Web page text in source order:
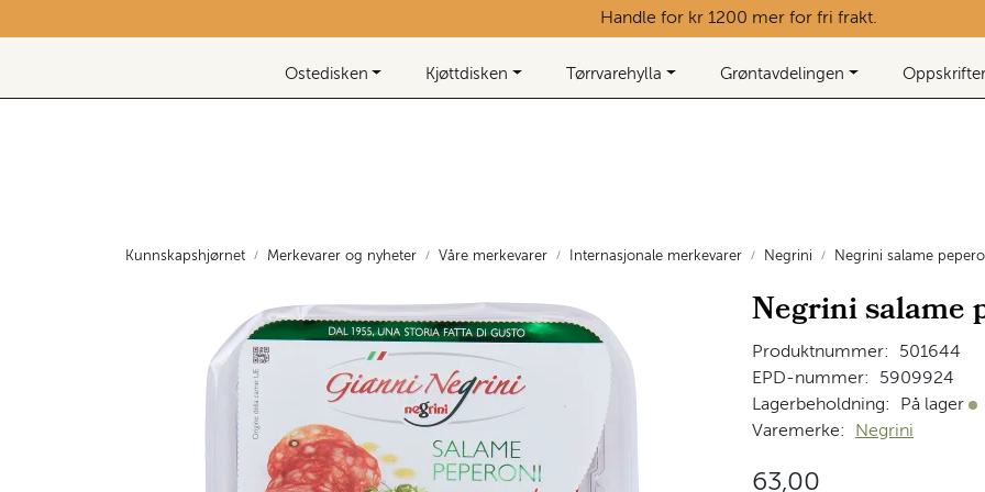
Handle for kr 1200 mer for fri frakt.
Ostedisken Kjøttdisken Tørrvarehylla Grøntavdelingen Oppskrifter
Kunnskapshjørnet Merkevarer og nyheter Våre merkevarer Internasjonale merkevarer Negrini Negrini salame
Negrini salame
Produktnummer:
501644
EPD-nummer:
5909924
Lagerbeholdning:
På lager
Varemerke: Negrini
63,00